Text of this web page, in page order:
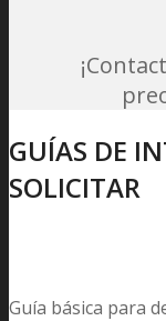
GUÍAS DE
SOLICITAR
Guía básica para